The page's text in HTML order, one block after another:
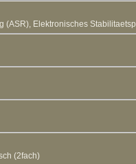
(ASR), Elektronisches
(2fach)